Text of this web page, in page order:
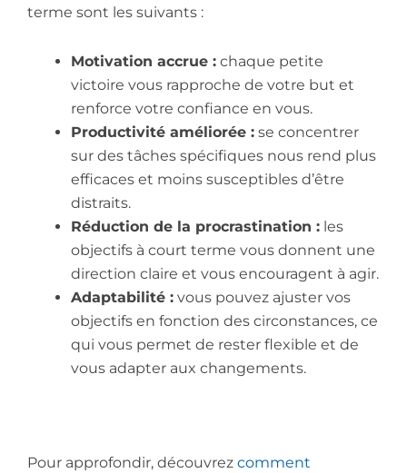
terme sont les suivants :
Motivation accrue : chaque petite
victoire vous rapproche de votre but et
renforce votre confiance en vous.
Productivité améliorée : se concentrer
sur des tâches spécifiques nous rend plus
efficaces et moins susceptibles d’être
distraits.
Réduction de la procrastination : les
objectifs à court terme vous donnent une
direction claire et vous encouragent à agir.
Adaptabilité : vous pouvez ajuster vos
objectifs en fonction des circonstances, ce
qui vous permet de rester flexible et de
vous adapter aux changements.
Pour approfondir, découvrez comment